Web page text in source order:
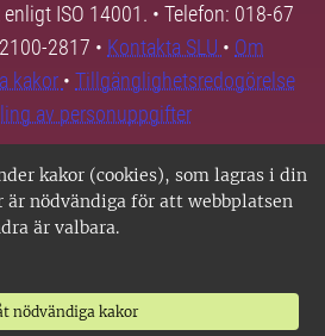
kakor (cookies), som lagras i din
är nödvändiga för att webbplatsen
är valbara.
nödvändiga kakor
ISO 14001. • Telefon: 018-67
2817 • Kontakta SLU • Om
kakor • Tillgänglighetsredogörelse
av personuppgifter